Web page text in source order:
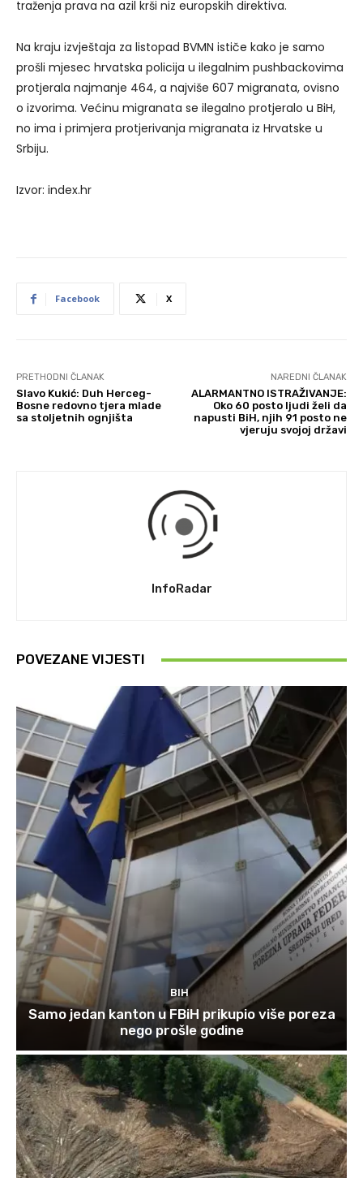
traženja prava na azil krši niz europskih direktiva.
Na kraju izvještaja za listopad BVMN ističe kako je samo
prošli mjesec hrvatska policija u ilegalnim pushbackovima
protjerala najmanje 464, a najviše 607 migranata, ovisno
o izvorima. Većinu migranata se ilegalno protjeralo u BiH,
no ima i primjera protjerivanja migranata iz Hrvatske u
Srbiju.
Izvor: index.hr
Facebook X
PRETHODNI ČLANAK
Slavo Kukić: Duh Herceg-
Bosne redovno tjera mlade
sa stoljetnih ognjišta
NAREDNI ČLANAK
ALARMANTNO ISTRAŽIVANJE:
Oko 60 posto ljudi želi da
napusti BiH, njih 91 posto ne
vjeruju svojoj državi
InfoRadar
POVEZANE VIJESTI
BIH
Samo jedan kanton u FBiH prikupio više poreza
nego prošle godine